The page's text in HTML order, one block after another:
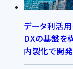
データ利活
DXの基盤を
内製化で開